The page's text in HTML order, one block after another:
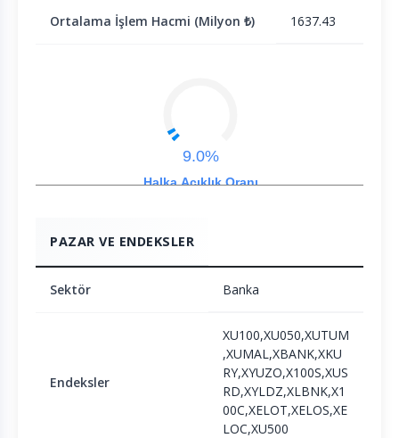
Ortalama İşlem Hacmi (Milyon ₺) 1637.43
Halka Açıklık Oranı
9.0%
PAZAR VE ENDEKSLER
Sektör Banka
Endeksler
XU100,XU050,XUTUM
,XUMAL,XBANK,XKU
RY,XYUZO,X100S,XUS
RD,XYLDZ,XLBNK,X1
00C,XELOT,XELOS,XE
LOC,XU500